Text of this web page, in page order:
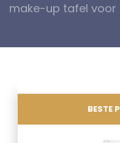
make-up tafel voor
BESTE